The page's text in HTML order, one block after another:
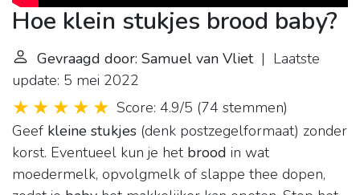
Hoe klein stukjes brood baby?
Gevraagd door: Samuel van Vliet| Laatste
update: 5 mei 2022
Score: 4.9/5 (74 stemmen)
Geef kleine stukjes (denk postzegelformaat) zonder
korst. Eventueel kun je het brood in wat
moedermelk, opvolgmelk of slappe thee dopen,